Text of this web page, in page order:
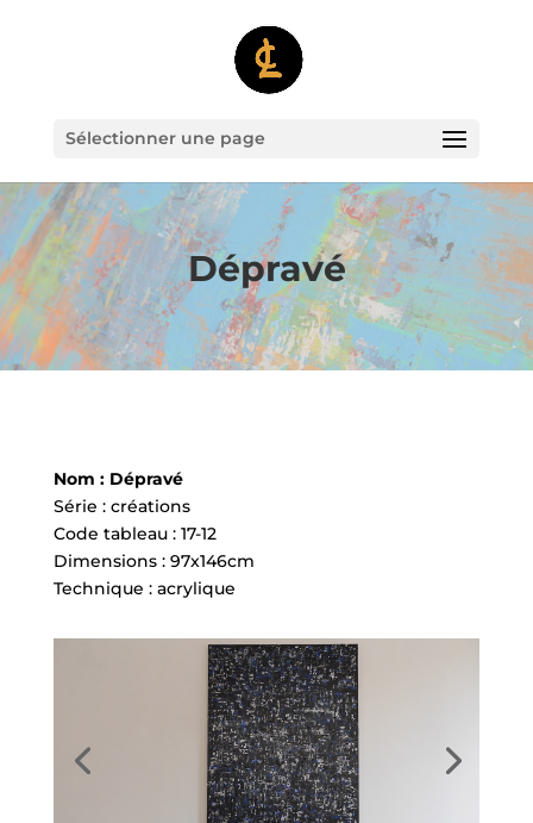
Sélectionner une page
Dépravé
Nom : Dépravé
Série : créations
Code tableau : 17-12
Dimensions : 97x146cm
Technique : acrylique